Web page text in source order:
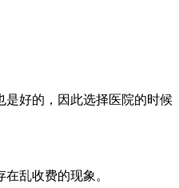
是好的，因此选择医院的时候
乱收费的现象。